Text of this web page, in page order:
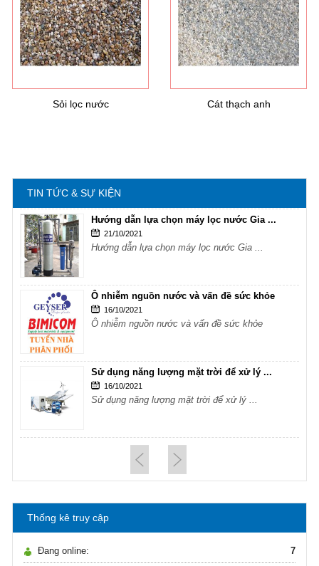
Sỏi lọc nước Cát thạch anh
TIN TỨC & SỰ KIỆN
21/10/2021
Hướng dẫn lựa chọn máy lọc nước Gia ...
Ô nhiễm nguồn nước và vấn đề sức khỏe
Hướng dẫn lựa chọn máy lọc nước Gia ...
21/10/2021
Hướng dẫn lựa chọn máy lọc nước Gia ...
Ô nhiễm nguồn nước và vấn đề sức khỏe
16/10/2021
Ô nhiễm nguồn nước và vấn đề sức khỏe
Sử dụng năng lượng mặt trời để xử lý ...
16/10/2021
Sử dụng năng lượng mặt trời để xử lý ...
Hướng dẫn lựa chọn máy lọc nước Gia ...
21/10/2021
Hướng dẫn lựa chọn máy lọc nước Gia ...
Ô nhiễm nguồn nước và vấn đề sức khỏe
Thống kê truy cập
Đang online: 7